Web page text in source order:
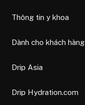
Thông tin y khoa
Dành cho khách hàng
Drip Asia
Drip Hydration.com